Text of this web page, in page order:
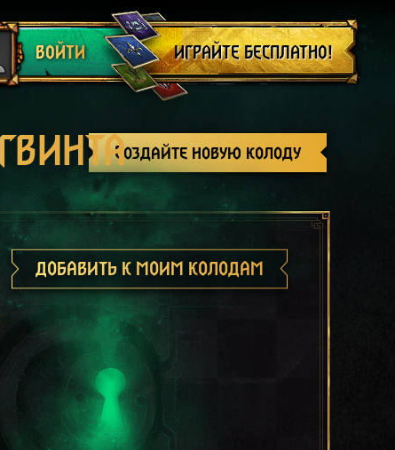
ВОЙТИ
Выйти
ИГРАЙТЕ БЕСПЛАТНО!
Создайте новую колоду
ДОБАВИТЬ К МОИМ КОЛОДАМ